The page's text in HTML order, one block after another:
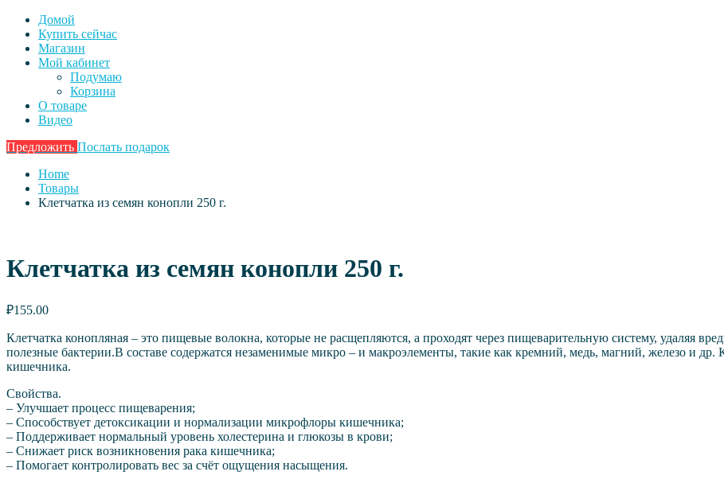
Домой
Купить сейчас
Магазин
Мой кабинет
Подумаю
Корзина
О товаре
Видео
Предложить Послать подарок
Home
Товары
Клетчатка из семян конопли 250 г.
Клетчатка из семян конопли 250 г.
₽155.00
Клетчатка конопляная – это пищевые волокна, которые не расщепляются, а проходят через пищеварительную систему, удаляя
полезные бактерии.В составе содержатся незаменимые микро – и макроэлементы, такие как кремний, медь, магний, железо и др.
кишечника.
Свойства.
– Улучшает процесс пищеварения;
– Способствует детоксикации и нормализации микрофлоры кишечника;
– Поддерживает нормальный уровень холестерина и глюкозы в крови;
– Снижает риск возникновения рака кишечника;
– Помогает контролировать вес за счёт ощущения насыщения.